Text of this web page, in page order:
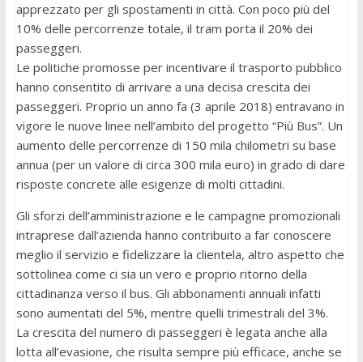
apprezzato per gli spostamenti in città. Con poco più del
10% delle percorrenze totale, il tram porta il 20% dei
passeggeri.
Le politiche promosse per incentivare il trasporto pubblico
hanno consentito di arrivare a una decisa crescita dei
passeggeri. Proprio un anno fa (3 aprile 2018) entravano in
vigore le nuove linee nell’ambito del progetto “Più Bus”. Un
aumento delle percorrenze di 150 mila chilometri su base
annua (per un valore di circa 300 mila euro) in grado di dare
risposte concrete alle esigenze di molti cittadini.
Gli sforzi dell’amministrazione e le campagne promozionali
intraprese dall’azienda hanno contribuito a far conoscere
meglio il servizio e fidelizzare la clientela, altro aspetto che
sottolinea come ci sia un vero e proprio ritorno della
cittadinanza verso il bus. Gli abbonamenti annuali infatti
sono aumentati del 5%, mentre quelli trimestrali del 3%.
La crescita del numero di passeggeri è legata anche alla
lotta all’evasione, che risulta sempre più efficace, anche se